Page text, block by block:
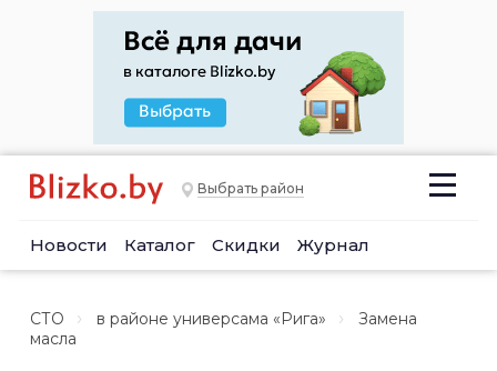
Выбрать район
Новости Каталог Скидки Журнал
СТО в районе универсама «Рига»
Замена
масла